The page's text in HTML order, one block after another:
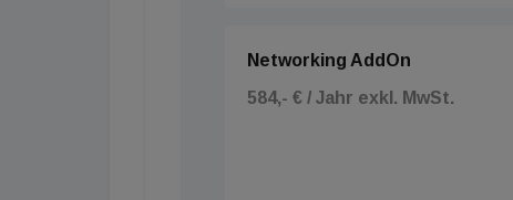
Networking AddOn
584,- € / Jahr exkl. MwSt.